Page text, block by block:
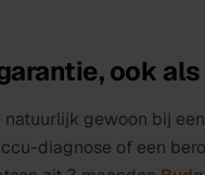
ook
natuurlijk gewoon bij
diagnose of een